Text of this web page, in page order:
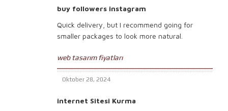
buy followers instagram
Quick delivery, but I recommend going for
smaller packages to look more natural.
web tasarım fiyatları
Oktober 28, 2024
internet Sitesi Kurma